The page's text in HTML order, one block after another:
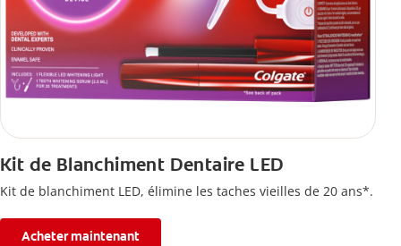
Kit de Blanchiment Dentaire LED
Kit de blanchiment LED, élimine les taches vieilles de 20 ans*.
Acheter maintenant